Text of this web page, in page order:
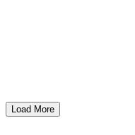
Load More